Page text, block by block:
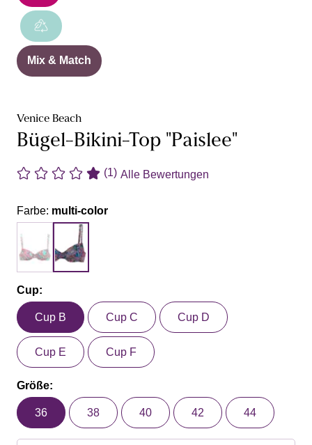
Mix & Match
Venice Beach
Bügel-Bikini-Top "Paislee"
(1) Alle Bewertungen
Farbe: multi-color
Cup:
Cup B Cup C Cup D
Cup E Cup F
Größe:
36 38 40 42 44